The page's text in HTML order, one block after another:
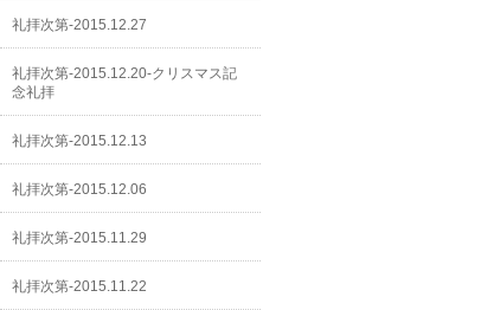
礼拝次第-2015.12.27
礼拝次第-2015.12.20-クリスマス記
念礼拝
礼拝次第-2015.12.13
礼拝次第-2015.12.06
礼拝次第-2015.11.29
礼拝次第-2015.11.22